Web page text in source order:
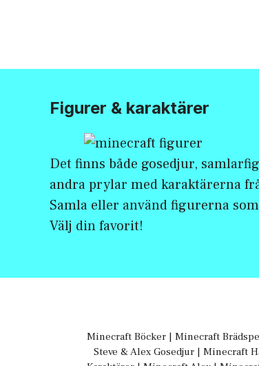
Figurer & karaktärer
Det finns både gosedjur,
andra prylar med karaktärerna
Samla eller använd figurerna
Välj din favorit!
Minecraft Böcker| Minecraft
Steve & Alex Gosedjur | Minecraft